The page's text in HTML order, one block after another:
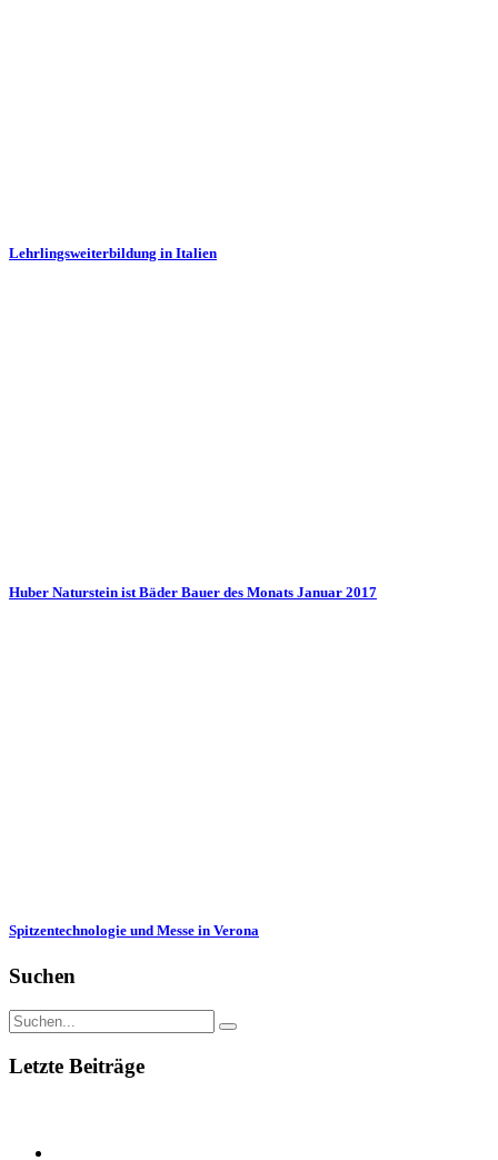
Lehrlingsweiterbildung in Italien
Huber Naturstein ist Bäder Bauer des Monats Januar 2017
Spitzentechnologie und Messe in Verona
Suchen
Letzte Beiträge